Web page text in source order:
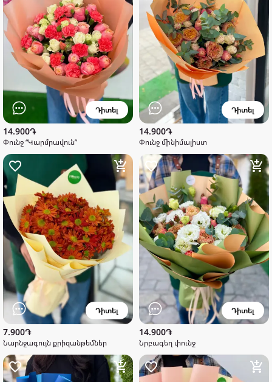
Դիտել
14.900֏
Փունջ “Կարմրավուն”
Դիտել
14.900֏
Փունջ մինիմալիստ
Դիտել
7.900֏
Նարնջագույն քրիզանթեմներ
Դիտել
14.900֏
Նրբագեղ փունջ